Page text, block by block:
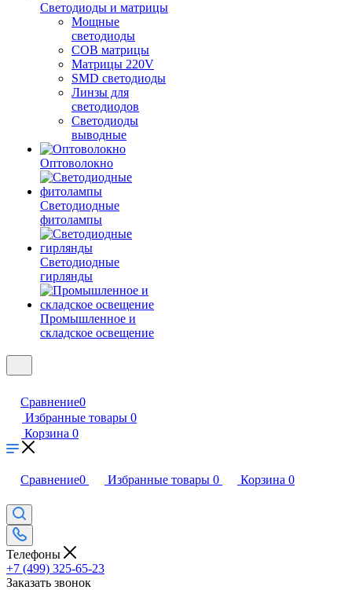
Светодиоды и матрицы
Мощные
светодиоды
COB матрицы
Матрицы 220V
SMD светодиоды
Линзы для
светодиодов
Светодиоды
выводные
Оптоволокно
Светодиодные
фитолампы
Светодиодные
гирлянды
Промышленное и
складское освещение
Сравнение0
Избранные товары 0
Корзина 0
Сравнение0 Избранные товары 0 Корзина 0
Телефоны
+7 (499) 325-65-23
Заказать звонок